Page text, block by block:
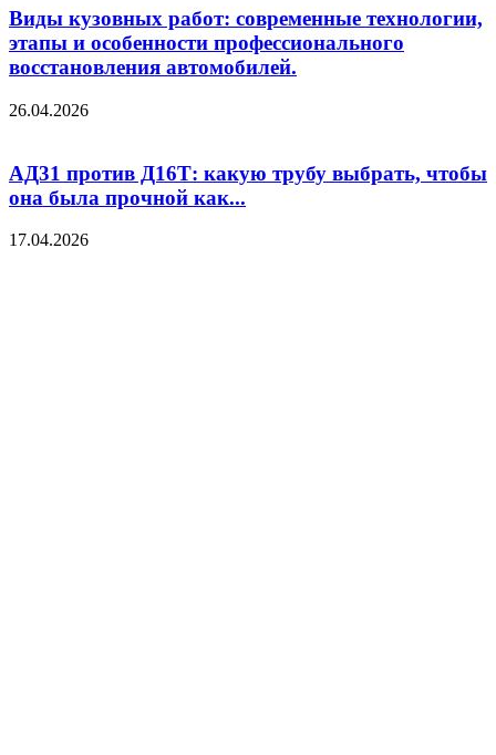
Виды кузовных работ: современные технологии,
этапы и особенности профессионального
восстановления автомобилей.
26.04.2026
АД31 против Д16Т: какую трубу выбрать, чтобы
она была прочной как...
17.04.2026